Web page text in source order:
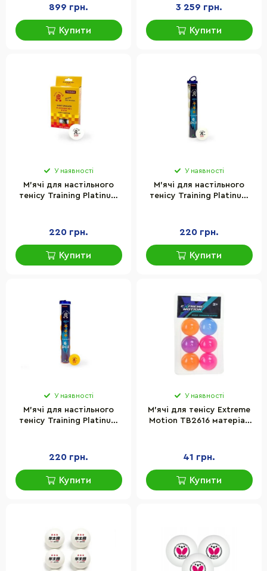
899 грн.
Купити
3 259 грн.
Купити
У наявності
М'ячі для настільного
тенісу Training Platinum
220 грн.
Купити
У наявності
М'ячі для настільного
тенісу Training Platinum
220 грн.
Купити
У наявності
М'ячі для настільного
тенісу Training Platinum
220 грн.
Купити
У наявності
М'ячі для тенісу Extreme
Motion TB2616 матеріал
41 грн.
Купити